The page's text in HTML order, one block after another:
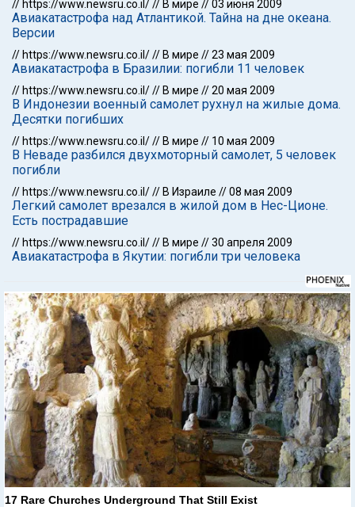
// https://www.newsru.co.il/ // В мире // 03 июня 2009
Авиакатастрофа над Атлантикой. Тайна на дне океана.
Версии
// https://www.newsru.co.il/// В мире //23 мая 2009
Авиакатастрофа в Бразилии: погибли 11 человек
// https://www.newsru.co.il/// В мире //20 мая 2009
В Индонезии военный самолет рухнул на жилые дома.
Десятки погибших
// https://www.newsru.co.il/// В мире // 10 мая 2009
В Неваде разбился двухмоторный самолет, 5 человек
погибли
// https://www.newsru.co.il/// В Израиле //08 мая 2009
Легкий самолет врезался в жилой дом в Нес-Ционе.
Есть пострадавшие
// https://www.newsru.co.il/// В мире //30 апреля 2009
Авиакатастрофа в Якутии: погибли три человека
17 Rare Churches Underground That Still Exist